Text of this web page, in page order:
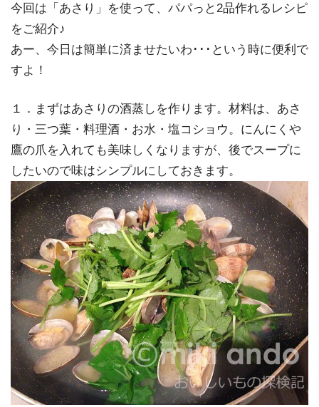
今回は「あさり」を使って、パパっと2品作れるレシピ
をご紹介♪
あー、今日は簡単に済ませたいわ･･･という時に便利で
すよ！
１．まずはあさりの酒蒸しを作ります。材料は、あさ
り・三つ葉・料理酒・お水・塩コショウ。にんにくや
鷹の爪を入れても美味しくなりますが、後でスープに
したいので味はシンプルにしておきます。